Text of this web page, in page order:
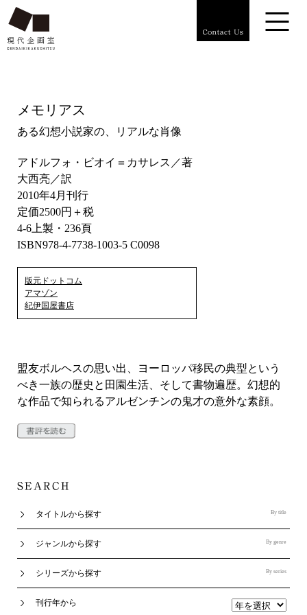
メモリアス
ある幻想小説家の、リアルな肖像
アドルフォ・ビオイ＝カサレス／著
大西亮／訳
2010年4月刊行
定価2500円＋税
4-6上製・236頁
ISBN978-4-7738-1003-5 C0098
版元ドットコム
アマゾン
紀伊国屋書店
盟友ボルヘスの思い出、ヨーロッパ移民の典型という
べき一族の歴史と田園生活、そして書物遍歴。幻想的
な作品で知られるアルゼンチンの鬼才の意外な素顔。
タイトルから探す By title
ジャンルから探す By genre
シリーズから探す By series
刊行年から